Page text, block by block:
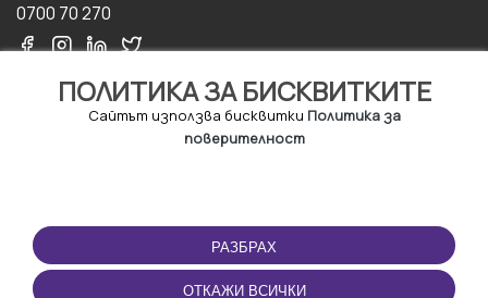
ПОЛИТИКА ЗА БИСКВИТКИТЕ
Сайтът използва бисквитки Политика за
поверителност
РАЗБРАХ
ОТКАЖИ ВСИЧКИ
0700 70 270
ПОЛЗВАНЕ
Правила и условия за
ползване
ПРИЛОЖЕНИЕТО